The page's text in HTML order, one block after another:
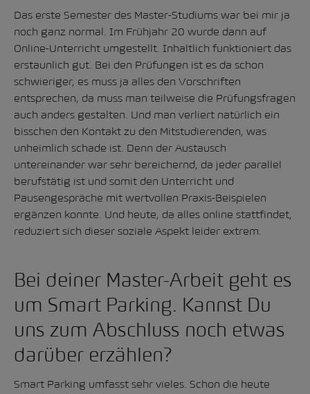
Das erste Semester des Master-Studiums war bei mir ja
noch ganz normal. Im Frühjahr 20 wurde dann auf
Online-Unterricht umgestellt. Inhaltlich funktioniert das
erstaunlich gut. Bei den Prüfungen ist es da schon
schwieriger, es muss ja alles den Vorschriften
entsprechen, da muss man teilweise die Prüfungsfragen
auch anders gestalten. Und man verliert natürlich ein
bisschen den Kontakt zu den Mitstudierenden, was
unheimlich schade ist. Denn der Austausch
untereinander war sehr bereichernd, da jeder parallel
berufstätig ist und somit den Unterricht und
Pausengespräche mit wertvollen Praxis-Beispielen
ergänzen konnte. Und heute, da alles online stattfindet,
reduziert sich dieser soziale Aspekt leider extrem.
Bei deiner Master-Arbeit geht es
um Smart Parking. Kannst Du
uns zum Abschluss noch etwas
darüber erzählen?
Smart Parking umfasst sehr vieles. Schon die heute